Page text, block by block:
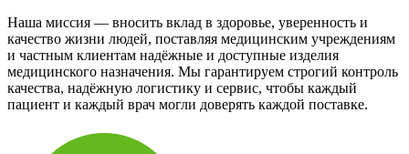
Наша миссия — вносить вклад в здоровье, уверенность и
качество жизни людей, поставляя медицинским учреждениям
и частным клиентам надёжные и доступные изделия
медицинского назначения. Мы гарантируем строгий контроль
качества, надёжную логистику и сервис, чтобы каждый
пациент и каждый врач могли доверять каждой поставке.